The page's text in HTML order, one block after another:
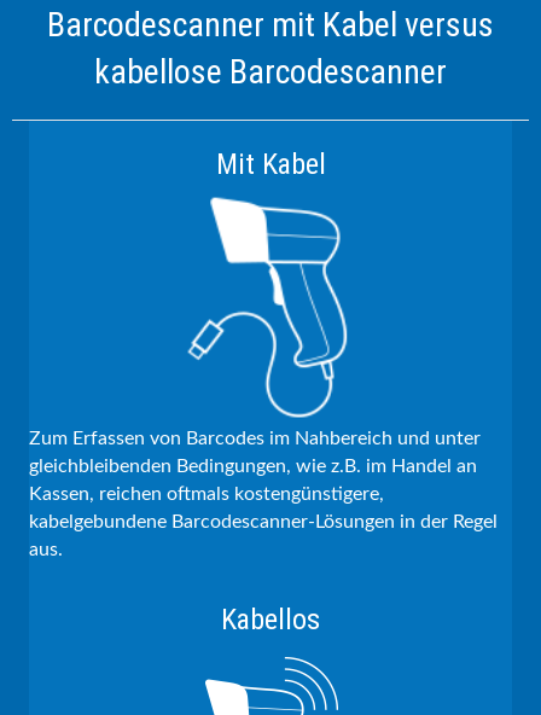
Barcodescanner mit Kabel versus
kabellose Barcodescanner
Mit Kabel
Zum Erfassen von Barcodes im Nahbereich und unter
gleichbleibenden Bedingungen, wie z.B. im Handel an
Kassen, reichen oftmals kostengünstigere,
kabelgebundene Barcodescanner-Lösungen in der Regel
aus.
Kabellos